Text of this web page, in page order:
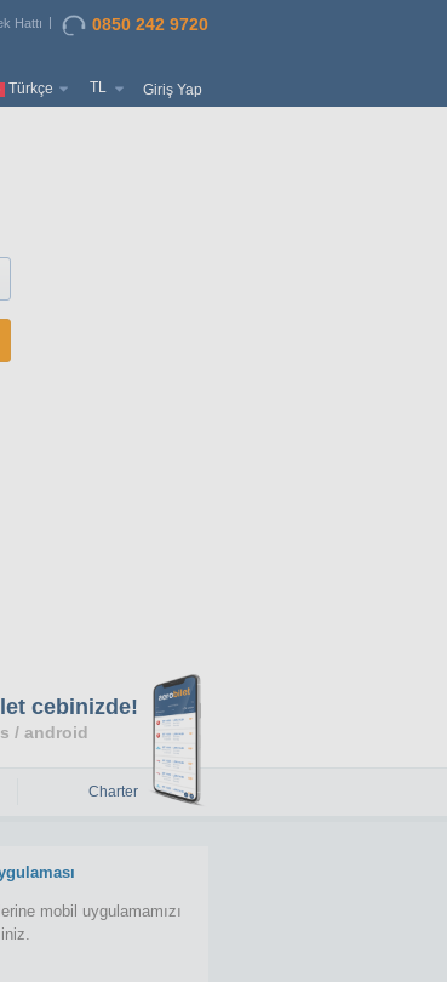
Hattı 0850 242 9720
Türkçe TL Giriş Yap
Charter
cebinizde!
/ android
mobil uygulamamızı